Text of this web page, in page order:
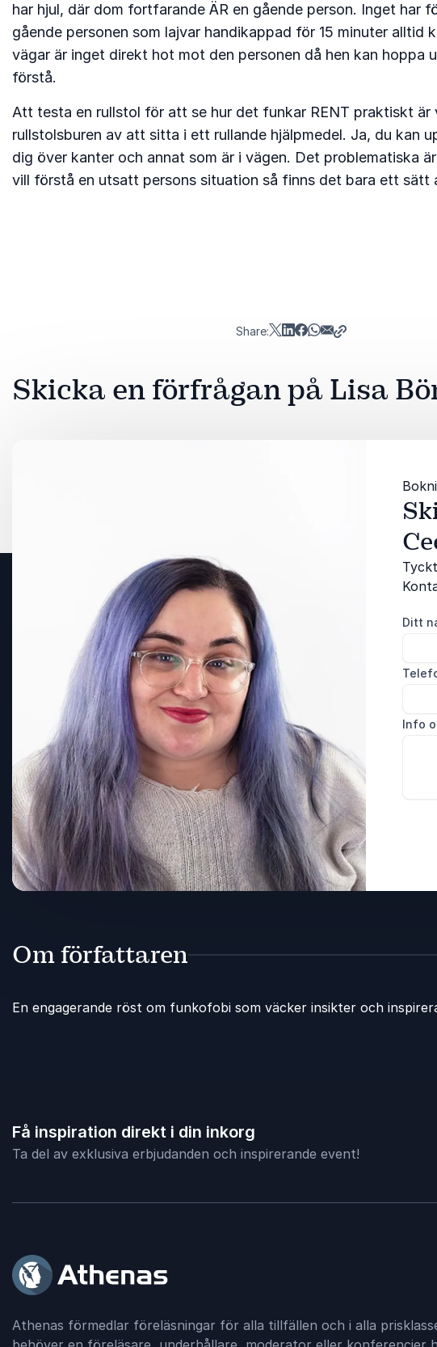
har hjul, där dom fortfarande ÄR en gående person. Inget
gående personen som lajvar handikappad för 15 minuter
vägar är inget direkt hot mot den personen då hen kan hoppa
förstå.
Att testa en rullstol för att se hur det funkar RENT praktiskt
rullstolsburen av att sitta i ett rullande hjälpmedel. Ja, du kan
dig över kanter och annat som är i vägen. Det problematiska
vill förstå en utsatt persons situation så finns det bara ett sätt
Share:
Skicka en förfrågan på Lisa
Ditt
Info
Om författaren
En engagerande röst om funkofobi som väcker insikter och
Få inspiration direkt i din inkorg
Ta del av exklusiva erbjudanden och inspirerande event!
Athenas förmedlar föreläsningar för alla tillfällen och i alla